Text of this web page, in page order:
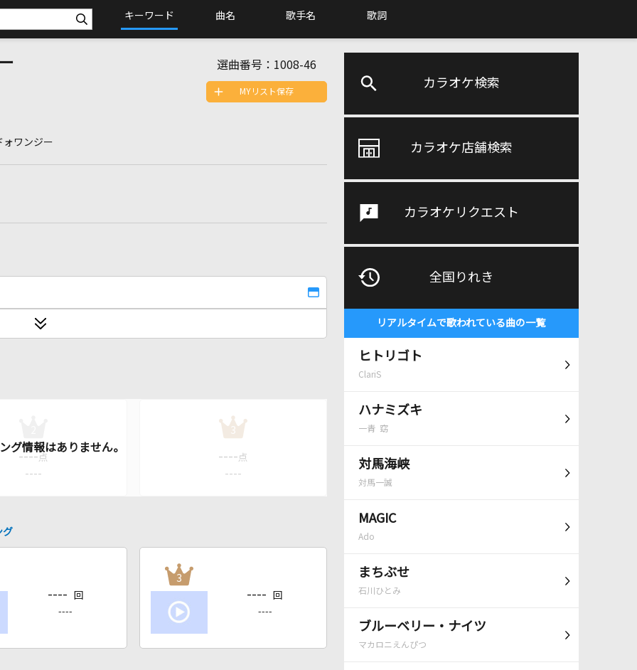
キーワード 曲名 歌手名 歌詞
カラオケ検索
カラオケ店舗検索
カラオケリクエスト
全国りれき
リアルタイムで歌われている曲の一覧
ヒトリゴト
ClariS
ハナミズキ
一青 窈
対馬海峡
対馬一誠
MAGIC
Ado
まちぶせ
石川ひとみ
ブルーベリー・ナイツ
マカロニえんぴつ
選曲番号： 1008-46
ォワンジー
MYリスト保存
---- 点
----
3
---- 点
----
グ
---- 回
----
3
---- 回
----